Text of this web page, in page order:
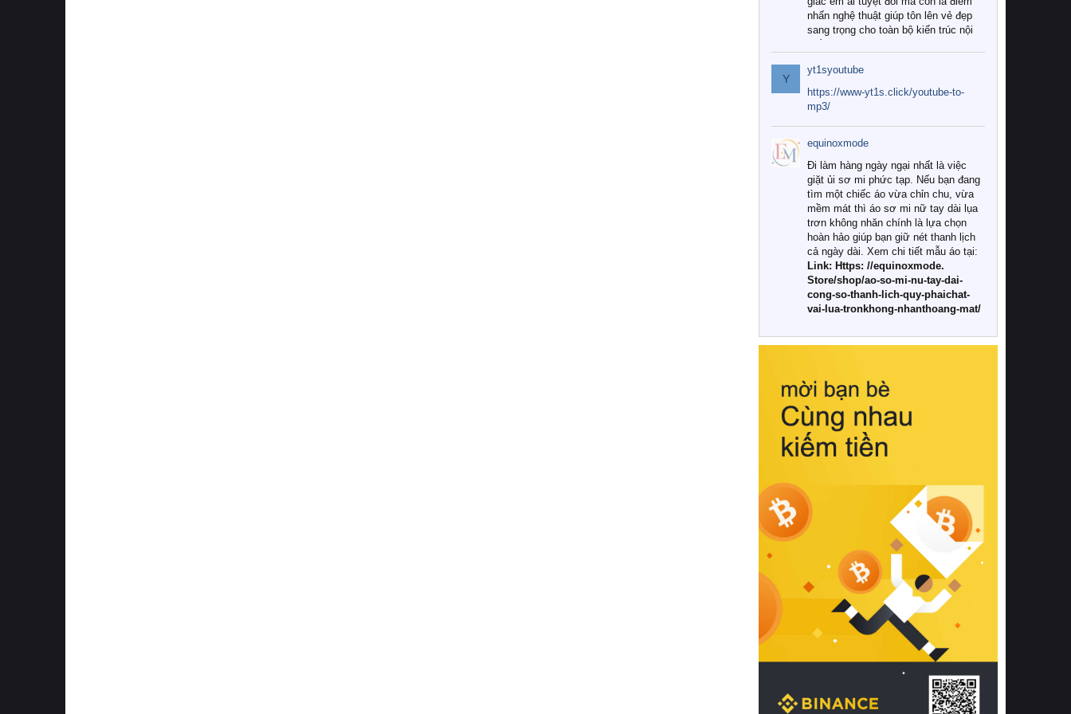
nhấn nghệ thuật giúp tôn lên vẻ đẹp
sang trọng cho toàn bộ kiến trúc nội
Tuy nhiên, giữa thị trường đa dạng
với vô vàn thương hiệu và mẫu mã
như hiện nay, làm thế nào để chọn
được những bộ chăn ga gối đệm cao
cấp thực sự chất lượng, phù hợp với
khí hậu và nhu cầu sử dụng của gia
đình? Hãy cùng chúng tôi đi tìm lời
giải đáp chi tiết qua bài viết dưới đây.
1. Tại sao các gia đình hiện đại lại ưa
chuộng chăn ga gối đệm cao cấp?
Khác với các dòng sản phẩm thông
thường, những bộ chăn ga gối đệm
cao cấp trải qua quy trình sản xuất
nghiêm ngặt từ khâu chọn lọc nguyên
liệu tự nhiên đến công nghệ dệt
nhuộm hiện đại không chứa hóa chất
này, bạn sẽ cảm nhận rõ rệt sự khác
hồi chuẩn xác của phần đệm nâng đỡ
cột sống.
Bên cạnh đó, việc lựa chọn các dòng
sản phẩm đạt chuẩn chất lượng quốc
tế còn giúp ngăn ngừa tình trạng kích
khuẩn và nấm mốc trong điều kiện
thời tiết nóng ẩm. Bạn có thể tìm hiểu
thêm các nghiên cứu khoa học về tác
động của giấc ngủ và môi trường
phòng ngủ đối với sức khỏe con
người tại Sleep Foundation (External
Link) để có cái nhìn toàn diện hơn.
2. Các tiêu chí vàng khi lựa chọn
chăn ga gối đệm cao cấp cho phòng
ngủ
Để sở hữu một bộ chăn ga gối đệm
cao cấp hoàn hảo cả về thẩm mỹ lẫn
công năng, người tiêu dùng cần cân
nhắc kỹ lưỡng các tiêu chí quan trọng
Y
yt1syoutube
https://www-yt1s.click/youtube-to-
mp3/
equinoxmode
Đi làm hàng ngày ngại nhất là việc
giặt ủi sơ mi phức tạp. Nếu bạn đang
tìm một chiếc áo vừa chỉn chu, vừa
mềm mát thì áo sơ mi nữ tay dài lụa
trơn không nhăn chính là lựa chọn
hoàn hảo giúp bạn giữ nét thanh lịch
cả ngày dài. Xem chi tiết mẫu áo tại:
Link: Https: //equinoxmode.
Store/shop/ao-so-mi-nu-tay-dai-
cong-so-thanh-lich-quy-phaichat-
vai-lua-tronkhong-nhanthoang-mat/